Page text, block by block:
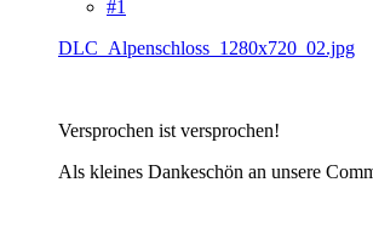
#1
DLC_Alpenschloss_1280x720_02.jpg
Versprochen ist versprochen!
Als kleines Dankeschön an unsere